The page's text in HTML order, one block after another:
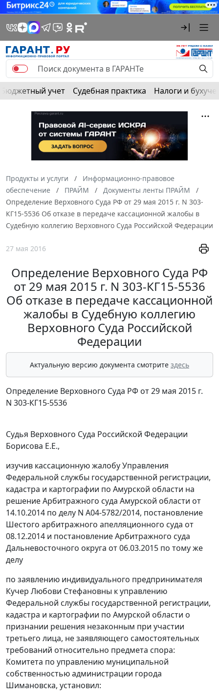
Бюджетный учет Судебная практика Налоги и
Продукты и услуги
Информационно-правовое
обеспечение
ПРАЙМ
Документы ленты ПРАЙМ
Определение Верховного Суда РФ от 29 мая 2015 г. N 303-
КГ15-5536 Об отказе в передаче кассационной жалобы в
Судебную коллегию Верховного Суда Российской Федерации
27 мая 2016
Определение Верховного Суда РФ
от 29 мая 2015 г. N 303-КГ15-5536
Об отказе в передаче кассационной
жалобы в Судебную коллегию
Верховного Суда Российской
Федерации
Актуальную версию документа смотрите здесь
Определение Верховного Суда РФ от 29 мая 2015 г.
N 303-КГ15-5536
Судья Верховного Суда Российской Федерации
Борисова Е.Е.,
изучив кассационную жалобу Управления
Федеральной службы государственной регистрации,
кадастра и картографии по Амурской области на
решение Арбитражного суда Амурской области от
14.10.2014 по делу N А04-5782/2014, постановление
Шестого арбитражного апелляционного суда от
08.12.2014 и постановлениеАрбитражного суда
Дальневосточного округа от 06.03.2015 по тому же
делу
по заявлению индивидуального предпринимателя
Кучер Любови Стефановны к управлению
Федеральной службы государственной регистрации,
кадастра и картографии по Амурской области о
признании решения незаконным при участии
третьего лица, не заявляющего самостоятельных
требований относительно предмета спора:
Комитета по управлению муниципальной
собственностью администрации города
Шимановска, установил: